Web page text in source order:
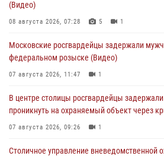
(Видео)
08 августа 2026, 07:28 5 1
Московские росгвардейцы задержали
федеральном розыске (Видео)
07 августа 2026, 11:47 1
В центре столицы росгвардейцы
проникнуть на охраняемый объект через
07 августа 2026, 09:26 1
Столичное управление вневедомственной